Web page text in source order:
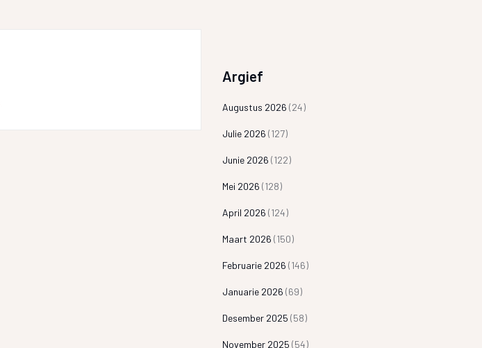
Argief
Augustus 2026 (24)
Julie 2026 (127)
Junie 2026 (122)
Mei 2026 (128)
April 2026 (124)
Maart 2026 (150)
Februarie 2026 (146)
Januarie 2026 (69)
Desember 2025 (58)
November 2025 (54)